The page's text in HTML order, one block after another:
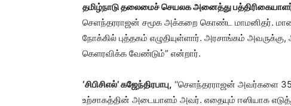
தமிழ்நாடு தலைமைச் செயலக அனைத்து
செளந்தரராஜன் சமூக அக்கறை கொண்ட மாமனிதர்.
நோக்கில் புத்தகம் எழுதியுள்ளார். அரசாங்கம் அவருக்கு,
கெளரவிக்க வேண்டும்” என்றார்.
‘சிபிசிஎல்’ கஜேந்திரபாபு, ‘‘செளந்தரராஜன் அவர்களை
உற்சாகத்தின் அடையாளம் அவர். எதையும் ஈஸியாக